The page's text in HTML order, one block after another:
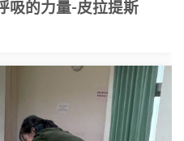
吸的力量-皮拉提斯